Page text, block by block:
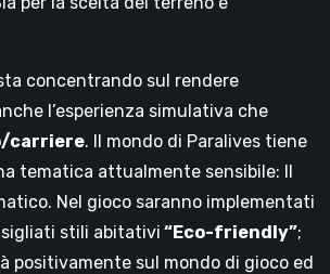
concentrando sul rendere
l’esperienza simulativa che
carriere. Il mondo di Paralives tiene
tematica attualmente sensibile: Il
Nel gioco saranno implementati
stili abitativi “Eco-friendly”;
positivamente sul mondo di gioco ed